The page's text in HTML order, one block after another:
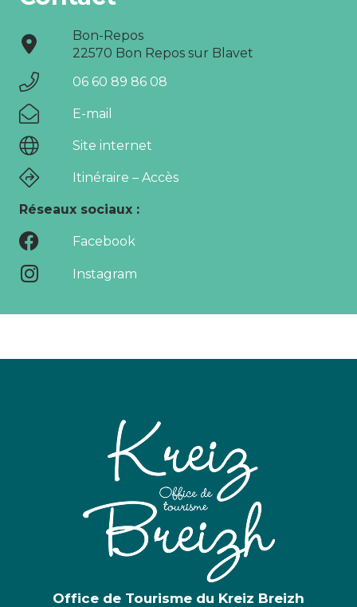
Bon-Repos
22570 Bon Repos sur Blavet
06 60 89 86 08
E-mail
Site internet
Itinéraire – Accès
Réseaux sociaux :
Facebook
Instagram
Office de Tourisme du Kreiz Breizh